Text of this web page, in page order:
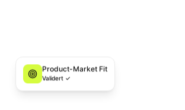
Product-Market Fit
Validert ✓